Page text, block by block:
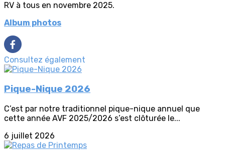
RV à tous en novembre 2025.
Album photos
Consultez également
Pique-Nique 2026
C’est par notre traditionnel pique-nique annuel que
cette année AVF 2025/2026 s’est clôturée le...
6 juillet 2026